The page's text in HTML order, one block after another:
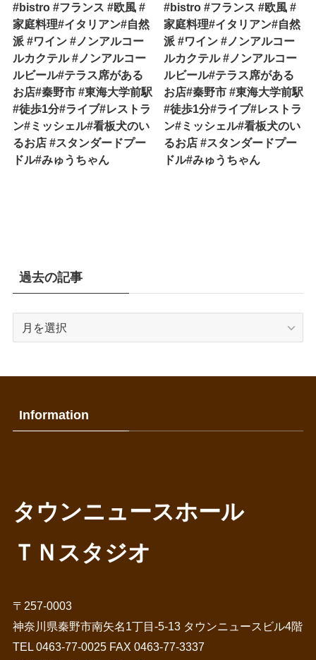
#bistro #フランス #欧風 #
家庭料理#イタリアン#自然
派 #ワイン #ノンアルコー
ルカクテル #ノンアルコー
ルビール#テラス席がある
お店#秦野市 #東海大学前駅
#徒歩1分#ライブ#レストラ
ン#ミッシェル#看板犬のい
るお店 #スタンダードプー
ドル#みゅうちゃん
#bistro #フランス #欧風 #
家庭料理#イタリアン#自然
派 #ワイン #ノンアルコー
ルカクテル #ノンアルコー
ルビール#テラス席がある
お店#秦野市 #東海大学前駅
#徒歩1分#ライブ#レストラ
ン#ミッシェル#看板犬のい
るお店 #スタンダードプー
ドル#みゅうちゃん
過去の記事
記
Information
タウンニュースホール
ＴＮスタジオ
〒257-0003
神奈川県秦野市南矢名1丁目-5-13 タウンニュースビル4階
TEL 0463-77-0025 FAX 0463-77-3337